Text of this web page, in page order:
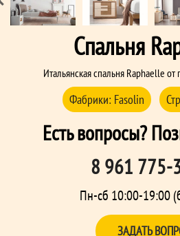
Спальня
Итальянская спальня Raphaelle
Фабрики: Fasolin
Есть вопросы?
8 961 775-
Пн-сб 10:00-19:00
ЗАДАТЬ